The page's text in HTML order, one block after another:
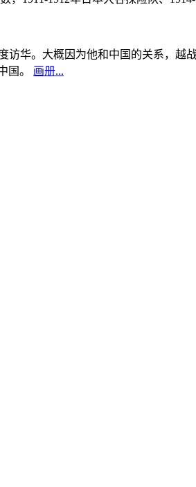
访华。大概因为他和中国的关系，
国。 画册...